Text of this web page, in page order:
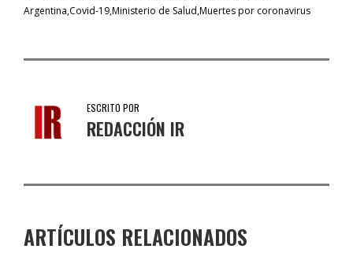
Argentina Covid-19Ministerio de Salud Muertes por coronavirus
ESCRITO POR
REDACCIÓN IR
ARTÍCULOS RELACIONADOS